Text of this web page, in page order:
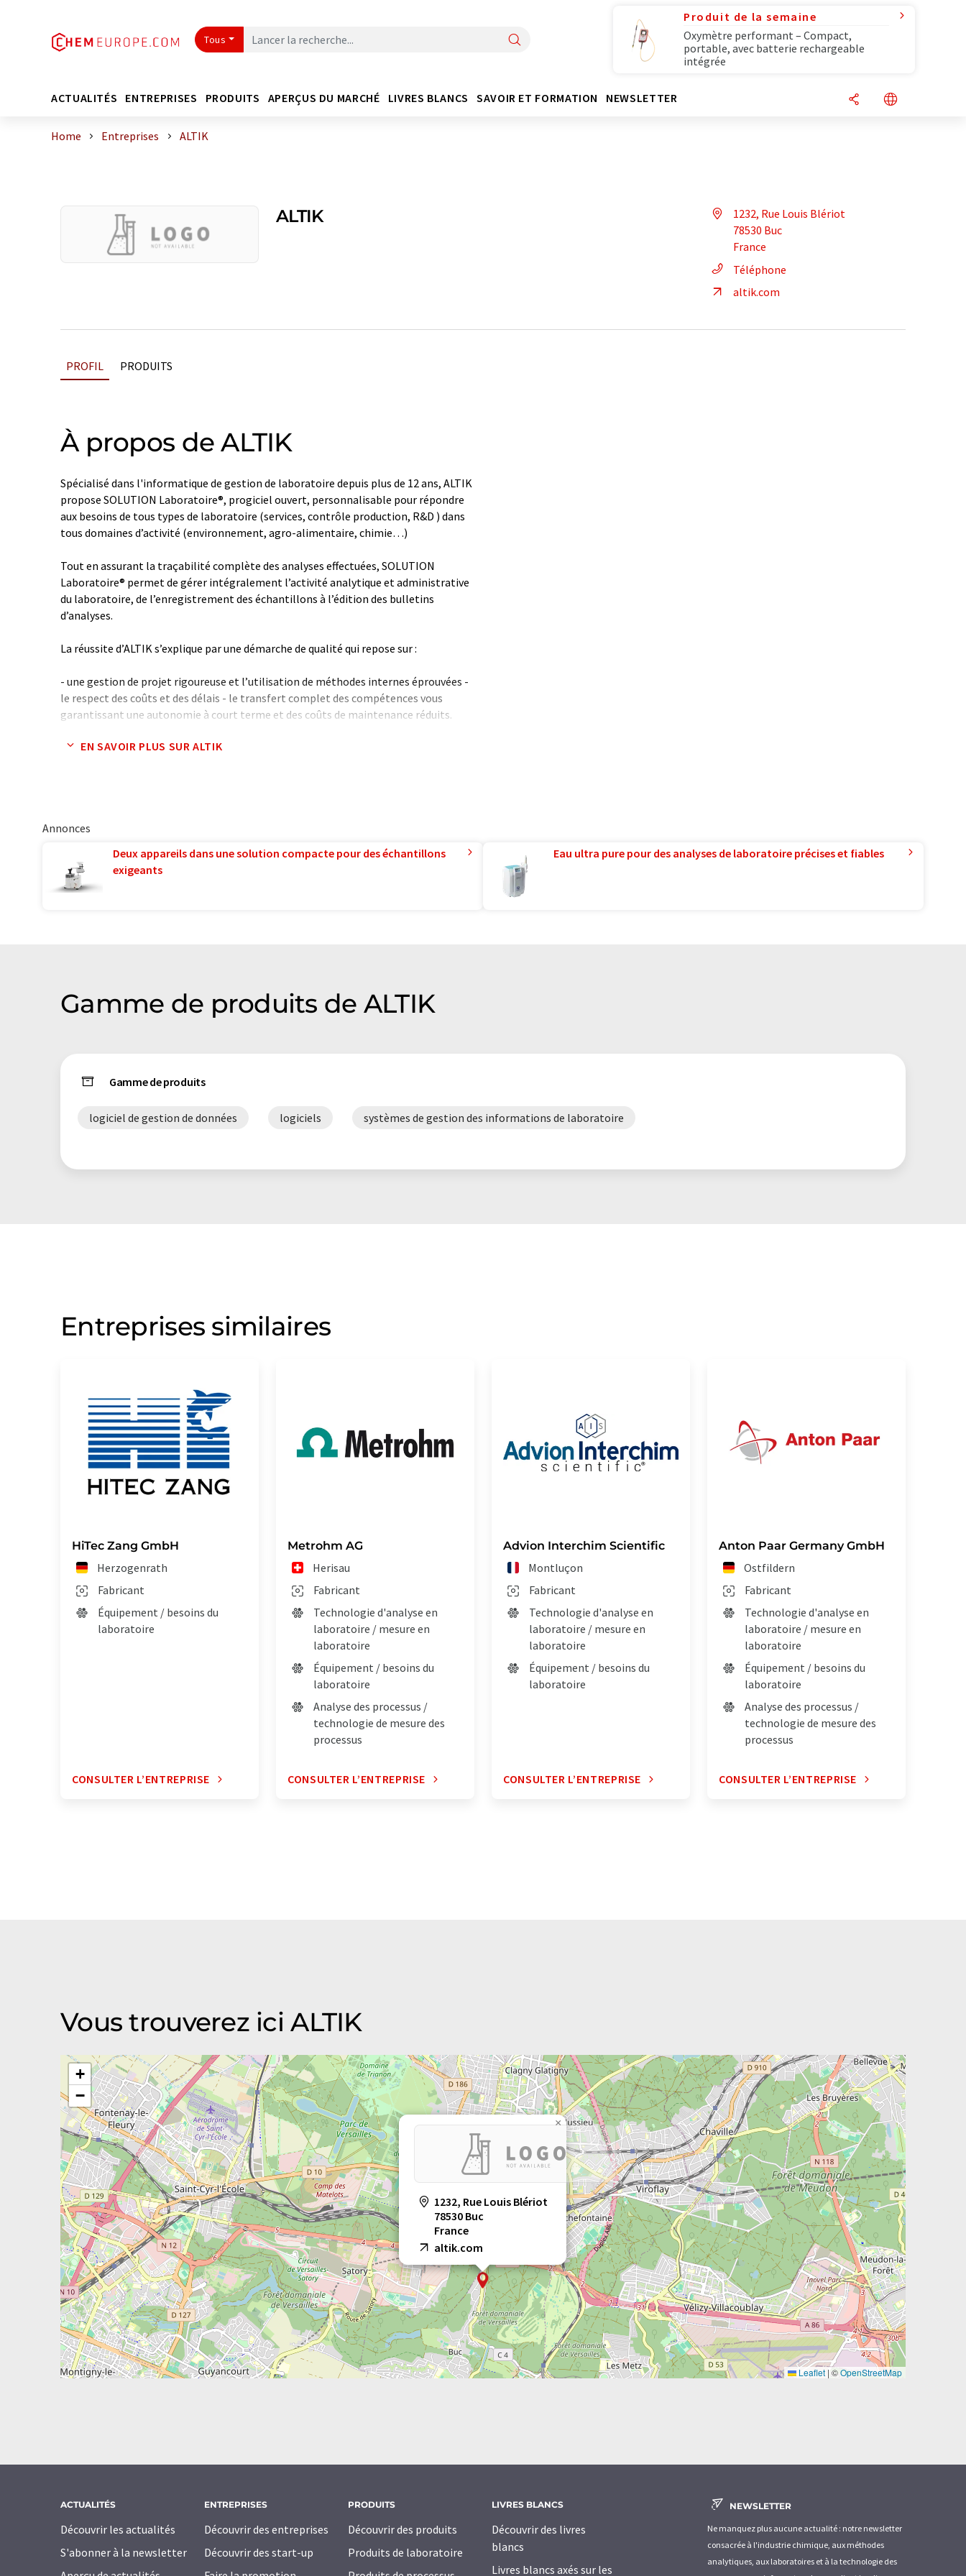
Tous
Produit de la semaine
Oxymètre performant – Compact,
portable, avec batterie rechargeable
intégrée
ACTUALITÉS ENTREPRISES PRODUITS APERÇUS DU MARCHÉ LIVRES BLANCS SAVOIR ET FORMATION NEWSLETTER
Home Entreprises ALTIK
ALTIK
1232, Rue Louis Blériot
78530 Buc
France
Téléphone
altik.com
PROFIL PRODUITS
À propos de ALTIK
Spécialisé dans l'informatique de gestion de laboratoire depuis plus de 12 ans, ALTIK
propose SOLUTION Laboratoire®, progiciel ouvert, personnalisable pour répondre
aux besoins de tous types de laboratoire (services, contrôle production, R&D ) dans
tous domaines d’activité (environnement, agro-alimentaire, chimie…)
Tout en assurant la traçabilité complète des analyses effectuées, SOLUTION
Laboratoire® permet de gérer intégralement l’activité analytique et administrative
du laboratoire, de l’enregistrement des échantillons à l’édition des bulletins
d’analyses.
La réussite d’ALTIK s’explique par une démarche de qualité qui repose sur :
- une gestion de projet rigoureuse et l’utilisation de méthodes internes éprouvées -
le respect des coûts et des délais - le transfert complet des compétences vous
garantissant une autonomie à court terme et des coûts de maintenance réduits.
Véritable partenaire, ALTIK vous accompagne dans tous vos projets industriels et
EN SAVOIR PLUS SUR ALTIK
Annonces
Deux appareils dans une solution compacte pour des échantillons
exigeants
Eau ultra pure pour des analyses de laboratoire précises et fiables
Gamme de produits de ALTIK
Gamme de produits
logiciel de gestion de données logiciels systèmes de gestion des informations de laboratoire
Entreprises similaires
HiTec Zang GmbH
Herzogenrath
Fabricant
Équipement / besoins du
laboratoire
CONSULTER L’ENTREPRISE
Metrohm AG
Herisau
Fabricant
Technologie d'analyse en
laboratoire / mesure en
laboratoire
Équipement / besoins du
laboratoire
Analyse des processus /
technologie de mesure des
processus
CONSULTER L’ENTREPRISE
Advion Interchim Scientific
Montluçon
Fabricant
Technologie d'analyse en
laboratoire / mesure en
laboratoire
Équipement / besoins du
laboratoire
CONSULTER L’ENTREPRISE
Anton Paar Germany GmbH
Ostfildern
Fabricant
Technologie d'analyse en
laboratoire / mesure en
laboratoire
Équipement / besoins du
laboratoire
Analyse des processus /
technologie de mesure des
processus
CONSULTER L’ENTREPRISE
Vous trouverez ici ALTIK
1232, Rue Louis Blériot
78530 Buc
France
altik.com
×
+
−
Leaflet | ©OpenStreetMap
ACTUALITÉS
Découvrir les actualités
S'abonner à la newsletter
ENTREPRISES
Découvrir des entreprises
Découvrir des start-up
PRODUITS
Découvrir des produits
Produits de laboratoire
LIVRES BLANCS
Découvrir des livres
blancs
Livres blancs axés sur les
NEWSLETTER
Ne manquez plus aucune actualité : notre newsletter
consacrée à l'industrie chimique, aux méthodes
analytiques, aux laboratoires et à la technologie des